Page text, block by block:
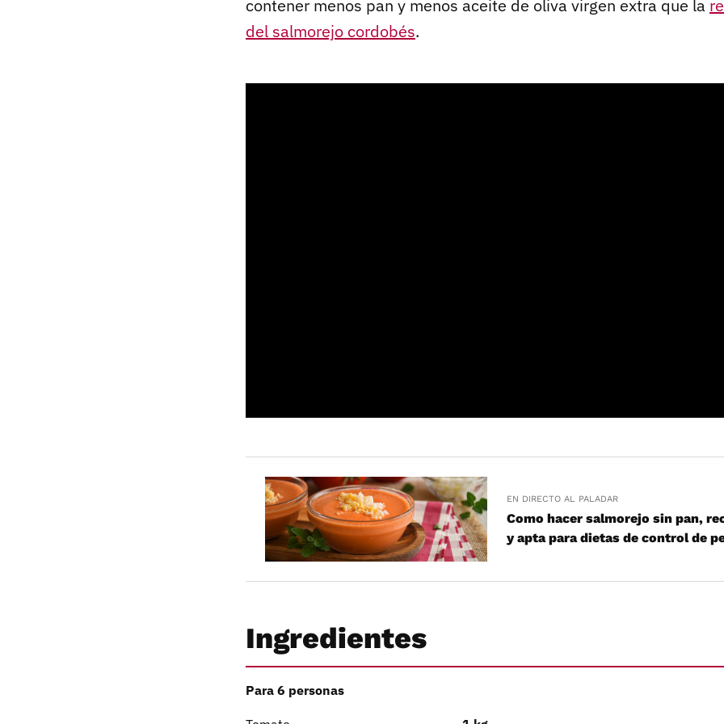
contener menos pan y menos aceite de oliva virgen extra que la
del salmorejo cordobés.
EN DIRECTO AL PALADAR
Como hacer salmorejo sin pan,
y apta para dietas de control de
Ingredientes
Para 6 personas